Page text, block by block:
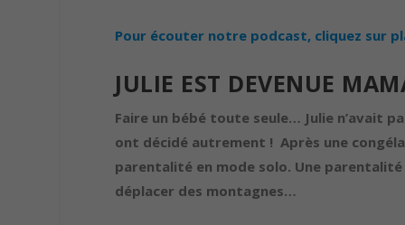
Pour écouter notre podcast, cliquez sur
JULIE EST DEVENUE
Faire un bébé toute seule… Julie n’avait
ont décidé autrement ! Après une
parentalité en mode solo. Une
déplacer des montagnes…